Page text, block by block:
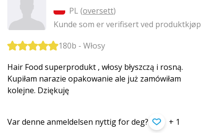
PL (oversett)
Kunde som er verifisert ved produktkjøp
180b - Włosy
Hair Food superprodukt , włosy błyszczą i rosną.
Kupiłam narazie opakowanie ale już zamówiłam
kolejne. Dziękuję
Var denne anmeldelsen nyttig for deg? + 1